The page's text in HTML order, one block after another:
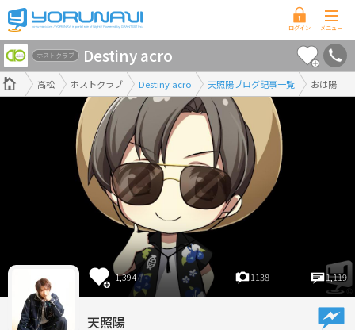
香
川
県
版
高松 ホストクラブ Destiny acro 天照陽ブログ記事一覧 おは陽
ホストクラブ Destiny acro
1,394 1138 1,119
天照陽